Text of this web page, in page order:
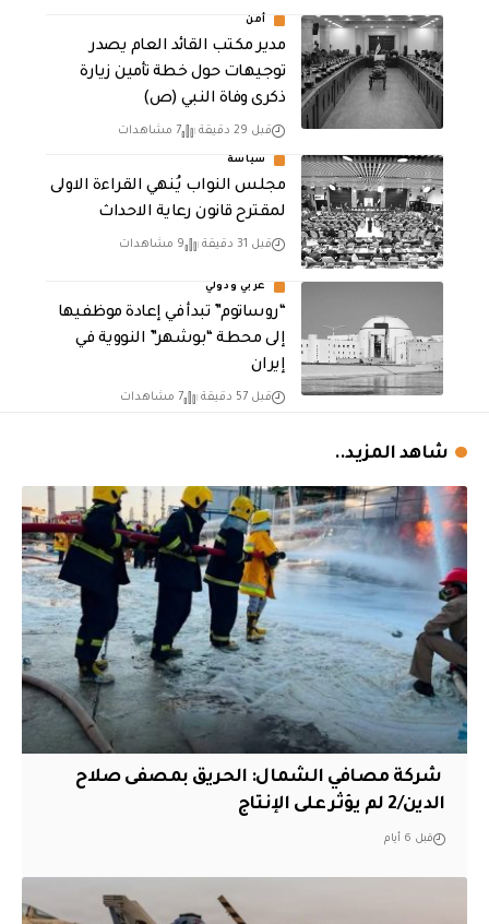
أمن
مدير مكتب القائد العام يصدر
توجيهات حول خطة تأمين زيارة
ذكرى وفاة النبي (ص)
قبل 29 دقيقة 7 مشاهدات
سياسة
مجلس النواب يُنهي القراءة الاولى
لمقترح قانون رعاية الاحداث
قبل 31 دقيقة 9 مشاهدات
عربي ودولي
“روساتوم” تبدأ في إعادة موظفيها
إلى محطة “بوشهر” النووية في
إيران
قبل 57 دقيقة 7 مشاهدات
شاهد المزيد..
‏ شركة مصافي الشمال: الحريق بمصفى صلاح
الدين/2 لم يؤثر على الإنتاج
قبل 6 أيام